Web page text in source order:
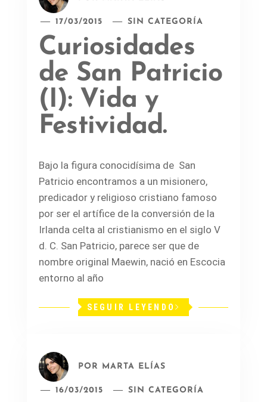
17/03/2015 SIN CATEGORÍA
Curiosidades
de San Patricio
(I): Vida y
Festividad.
Bajo la figura conocidísima de San
Patricio encontramos a un misionero,
predicador y religioso cristiano famoso
por ser el artífice de la conversión de la
Irlanda celta al cristianismo en el siglo V
d. C. San Patricio, parece ser que de
nombre original Maewin, nació en Escocia
entorno al año
SEGUIR LEYENDO
POR MARTA ELÍAS
16/03/2015 SIN CATEGORÍA